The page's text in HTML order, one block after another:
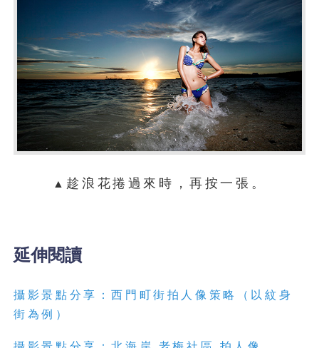
▲ 趁浪花捲過來時，再按一張。
延伸閱讀
攝影景點分享：西門町街拍人像策略（以紋身
街為例）